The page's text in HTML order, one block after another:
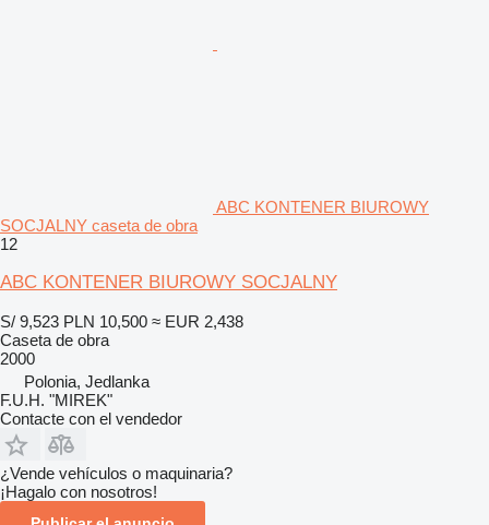
ABC KONTENER BIUROWY
SOCJALNY caseta de obra
12
ABC KONTENER BIUROWY SOCJALNY
S/ 9,523 PLN 10,500 ≈ EUR 2,438
Caseta de obra
2000
Polonia, Jedlanka
F.U.H. "MIREK"
Contacte con el vendedor
¿Vende vehículos o maquinaria?
¡Hagalo con nosotros!